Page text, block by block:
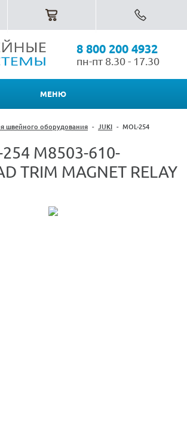
8 800 200 4932
пн-пт 8.30 - 17.30
МЕНЮ
швейного оборудования - JUKI - MOL-254
M8503-610-
TRIM MAGNET RELAY